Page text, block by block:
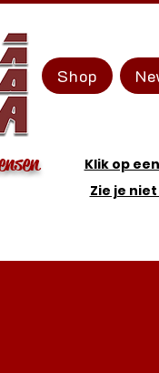
Shop
Klik op
Zie je